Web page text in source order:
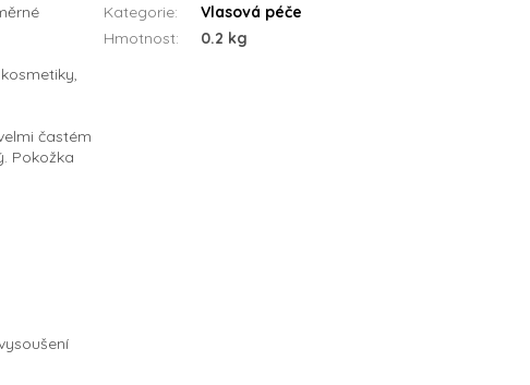
častém
Pokožka
Kategorie:
Vlasová péče
Hmotnost: 0.2 kg